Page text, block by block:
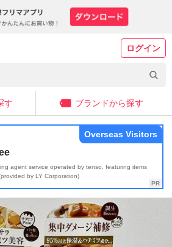
ログイン
す ブランドから探す
agent service operated by tenso, featuring items
by LY Corporation)
Overseas Visitors